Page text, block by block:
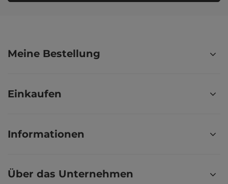
Meine Bestellung
Einkaufen
Informationen
Über das Unternehmen